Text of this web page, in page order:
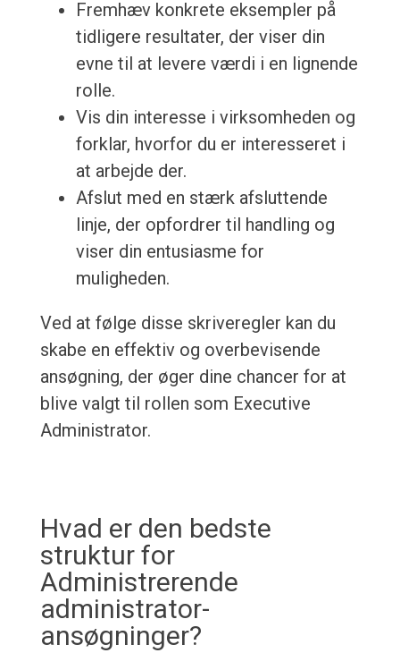
Fremhæv konkrete eksempler på
tidligere resultater, der viser din
evne til at levere værdi i en lignende
rolle.
Vis din interesse i virksomheden og
forklar, hvorfor du er interesseret i
at arbejde der.
Afslut med en stærk afsluttende
linje, der opfordrer til handling og
viser din entusiasme for
muligheden.
Ved at følge disse skriveregler kan du
skabe en effektiv og overbevisende
ansøgning, der øger dine chancer for at
blive valgt til rollen som Executive
Administrator.
Hvad er den bedste
struktur for
Administrerende
administrator-
ansøgninger?